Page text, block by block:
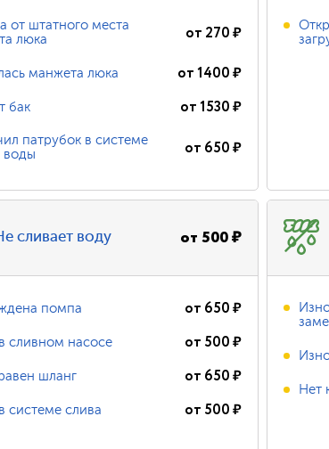
от штатного места
люка
от 270₽
манжета люка от1400₽
бак от1530₽
патрубок в системе
воды
от 650₽
сливает воду от500₽
помпа от 650₽
сливном насосе от 500₽
шланг от 650₽
системе слива от 500₽
Нет